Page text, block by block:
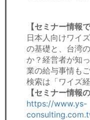
【セミナー情報で
日本人向けワイ
の基礎と、台湾
か？経営者が知
業の給与事情も
検索は「ワイズ
【セミナー情報
https://www.ys-